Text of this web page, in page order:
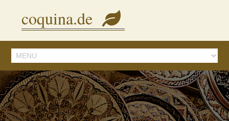
Diese Seite verwendet Cookies, um Inhalte und Anzeigen zu personalisieren.
Mit der Nutzung dieser Webseite stimmen Sie dem zu.
coquina.de